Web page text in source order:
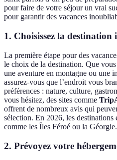
pour faire de votre séjour un vrai
pour garantir des vacances
1. Choisissez la destination
La première étape pour des
le choix de la destination. Que
une aventure en montagne ou une
assurez-vous que l’endroit vous
préférences : nature, culture,
vous hésitez, des sites comme
offrent de nombreux avis qui
sélection. En 2026, les
comme les Îles Féroé ou la Géorgie.
2. Prévoyez votre